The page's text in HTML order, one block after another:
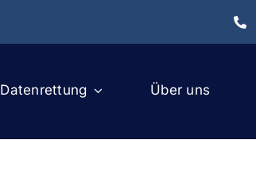
Datenrettung Über uns